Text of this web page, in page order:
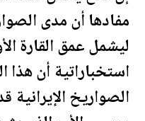
مفادها أن مدى
ليشمل عمق القارة
استخباراتية أن
الصواريخ